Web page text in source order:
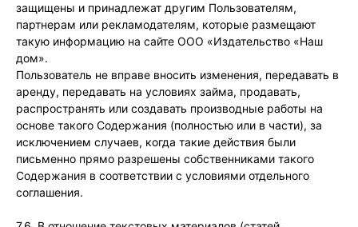
защищены и принадлежат другим Пользователям,
партнерам или рекламодателям, которые размещают
такую информацию на сайте ООО «Издательство «Наш
дом».
Пользователь не вправе вносить изменения, передавать в
аренду, передавать на условиях займа, продавать,
распространять или создавать производные работы на
основе такого Содержания (полностью или в части), за
исключением случаев, когда такие действия были
письменно прямо разрешены собственниками такого
Содержания в соответствии с условиями отдельного
соглашения.